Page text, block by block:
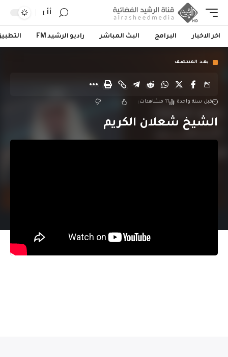
أأ
اخر الاخبار البرامج البث المباشر راديو الرشيد FM
بعد المنتصف
قبل سنة واحدة 11 مشاهدات
الشيخ شعلان الكريم